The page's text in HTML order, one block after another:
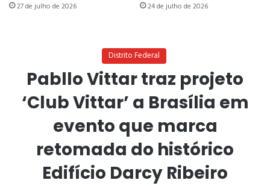
27 de julho de 2026
24 de julho de 2026